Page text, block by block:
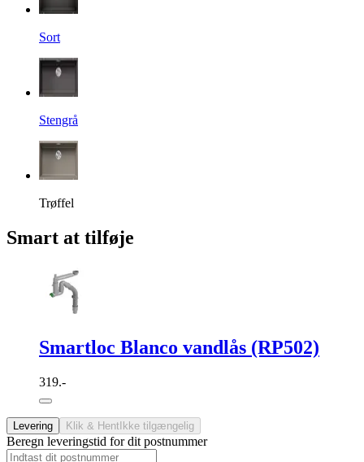
Sort
Stengrå
Trøffel
Smart at tilføje
Smartloc Blanco vandlås (RP502)
319.-
Levering Klik & HentIkke tilgængelig
Beregn leveringstid for dit postnummer